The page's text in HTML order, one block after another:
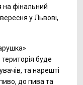
фінальний
у Львові,
буде
та нарешті
до пива та